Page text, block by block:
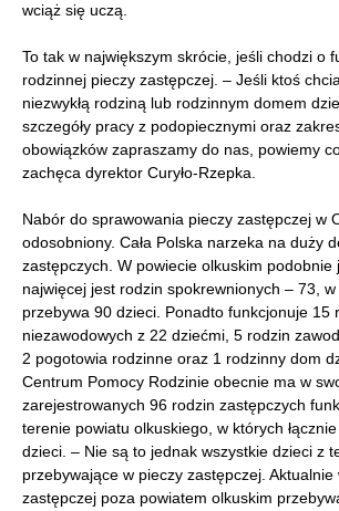
wciąż się uczą.
To tak w największym skrócie, jeśli chodzi o
rodzinnej pieczy zastępczej. – Jeśli ktoś
niezwykłą rodziną lub rodzinnym domem
szczegóły pracy z podopiecznymi oraz
obowiązków zapraszamy do nas, powiemy
zachęca dyrektor Curyło-Rzepka.
Nabór do sprawowania pieczy zastępczej w
odosobniony. Cała Polska narzeka na duży
zastępczych. W powiecie olkuskim podobnie
najwięcej jest rodzin spokrewnionych – 73,
przebywa 90 dzieci. Ponadto funkcjonuje 15
niezawodowych z 22 dziećmi, 5 rodzin
2 pogotowia rodzinne oraz 1 rodzinny dom
Centrum Pomocy Rodzinie obecnie ma w
zarejestrowanych 96 rodzin zastępczych
terenie powiatu olkuskiego, w których
dzieci. – Nie są to jednak wszystkie dzieci z
przebywające w pieczy zastępczej.
zastępczej poza powiatem olkuskim